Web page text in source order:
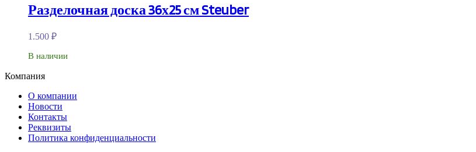
Разделочная доска 36х25 см Steuber
1.500 ₽
В наличии
Компания
О компании
Новости
Контакты
Реквизиты
Политика конфиденциальности